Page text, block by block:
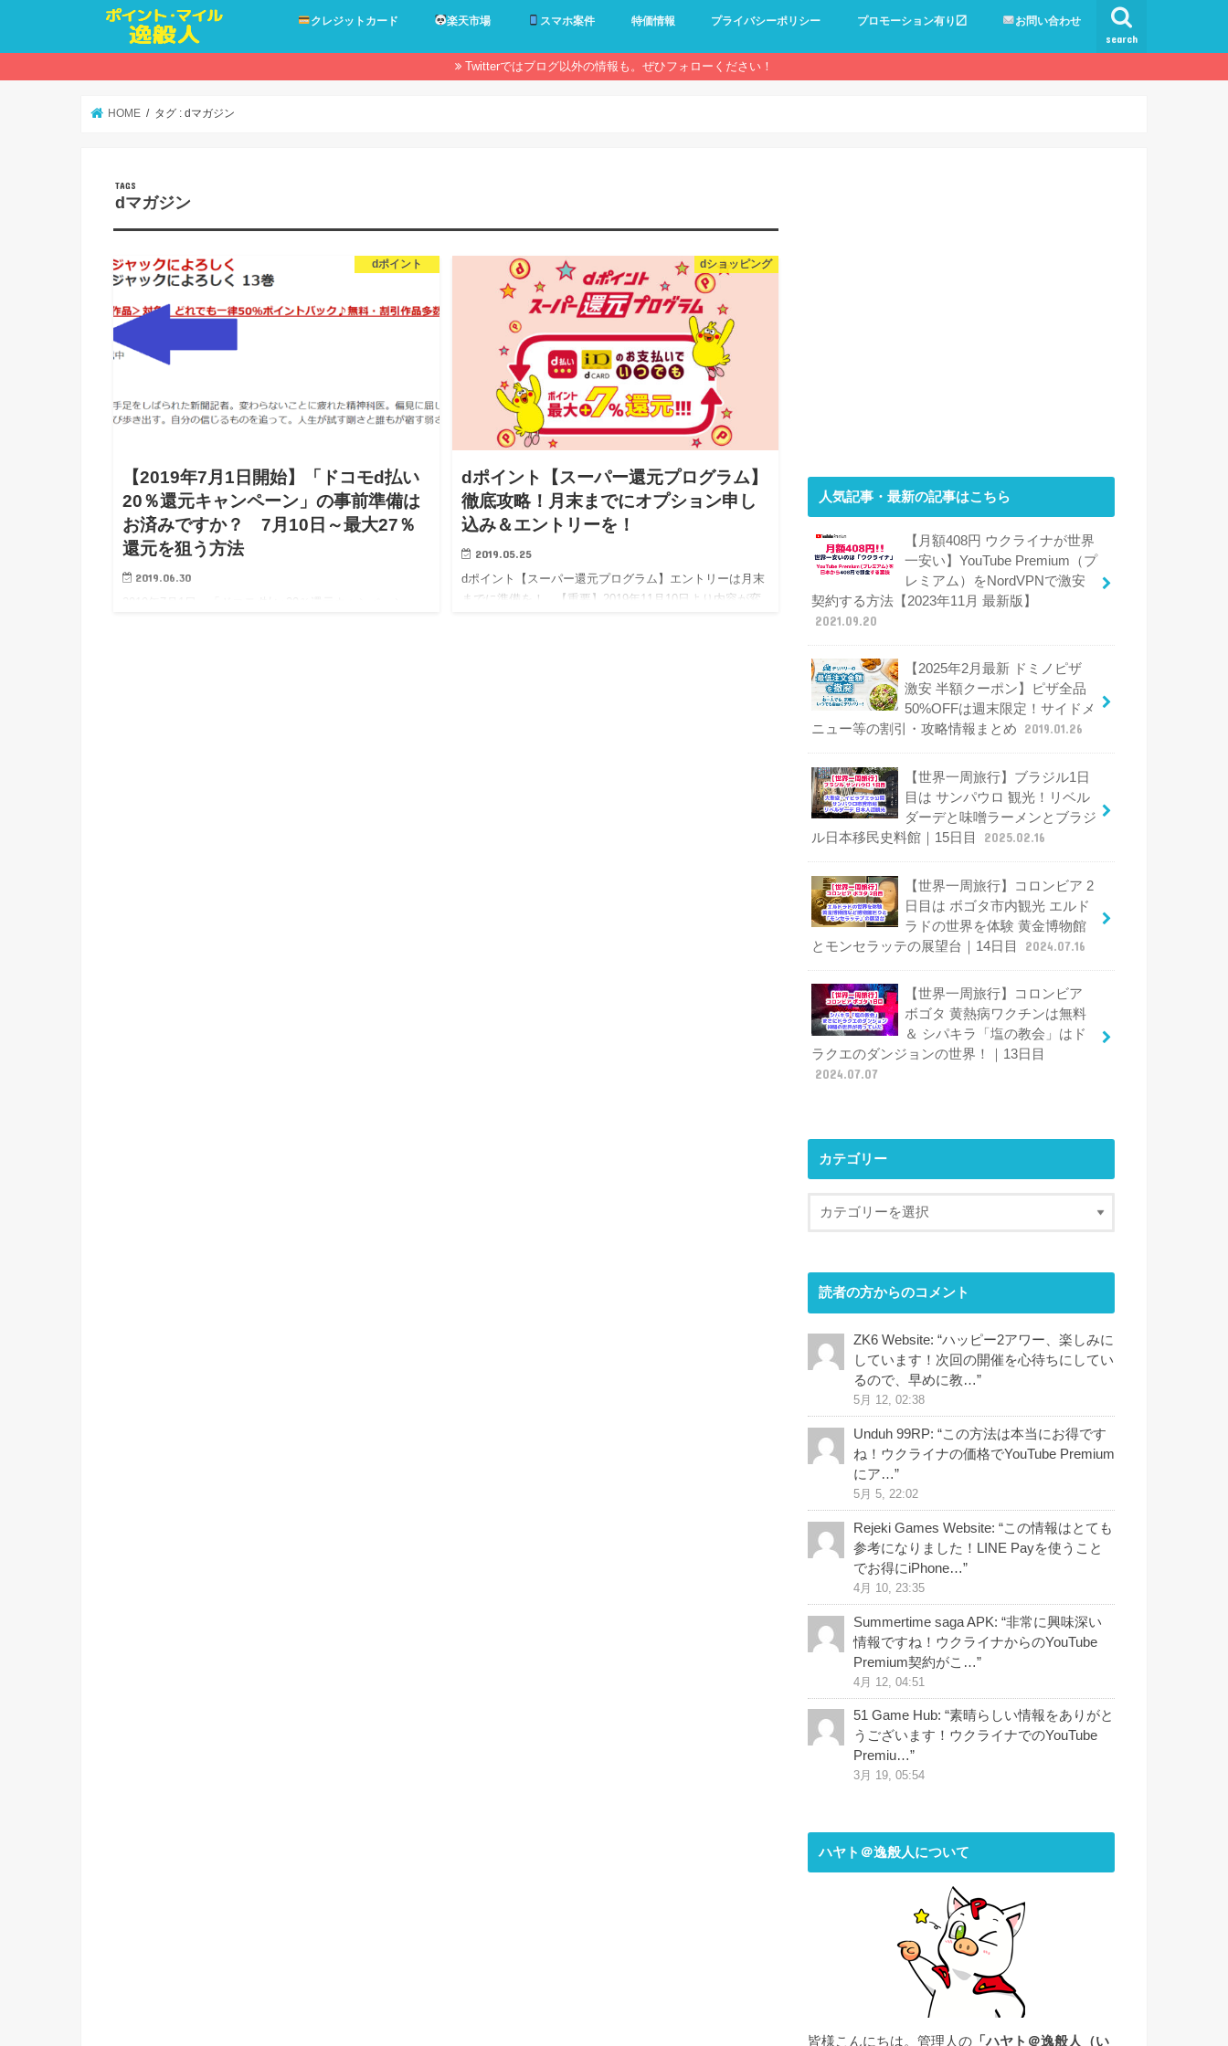
search
クレジットカード 楽天市場 スマホ案件 特価情報 プライバシーポリシー プロモーション有り〼 お問い合わせ
Twitterではブログ以外の情報も。ぜひフォローください！
HOME タグ : dマガジン
dマガジン
dポイント
【2019年7月1日開始】「ドコモd払い
20％還元キャンペーン」の事前準備は
お済みですか？ 7月10日～最大27％
還元を狙う方法
2019.06.30
dショッピング
dポイント【スーパー還元プログラム】
徹底攻略！月末までにオプション申し
込み＆エントリーを！
2019.05.25
dポイント【スーパー還元プログラム】エントリーは月末
までに準備を！ 【重要】2019年11月10日より内容が変
人気記事・最新の記事はこちら
【月額408円 ウクライナが世界
一安い】YouTube Premium（プ
レミアム）をNordVPNで激安
契約する方法【2023年11月 最新版】
2021.09.20
【2025年2月最新 ドミノピザ
激安 半額クーポン】ピザ全品
50%OFFは週末限定！サイドメ
ニュー等の割引・攻略情報まとめ
2019.01.26
【世界一周旅行】ブラジル1日
目は サンパウロ 観光！リベル
ダーデと味噌ラーメンとブラジ
ル日本移民史料館｜15日目
2025.02.16
【世界一周旅行】コロンビア 2
日目は ボゴタ市内観光 エルド
ラドの世界を体験 黄金博物館
とモンセラッテの展望台｜14日目
2024.07.16
【世界一周旅行】コロンビア
ボゴタ 黄熱病ワクチンは無料
＆ シパキラ「塩の教会」はド
ラクエのダンジョンの世界！｜13日目
2024.07.07
カテゴリー
読者の方からのコメント
ZK6 Website: “ハッピー2アワー、楽しみに
しています！次回の開催を心待ちにしてい
るので、早めに教…”
5月 12, 02:38
Unduh 99RP: “この方法は本当にお得です
ね！ウクライナの価格でYouTube Premium
にア…”
5月 5, 22:02
Rejeki Games Website: “この情報はとても
参考になりました！LINE Payを使うこと
でお得にiPhone…”
4月 10, 23:35
Summertime saga APK: “非常に興味深い
情報ですね！ウクライナからのYouTube
Premium契約がこ…”
4月 12, 04:51
51 Game Hub: “素晴らしい情報をありがと
うございます！ウクライナでのYouTube
Premiu…”
3月 19, 05:54
ハヤト＠逸般人について
皆様こんにちは。管理人の 「ハヤト＠逸般人（い